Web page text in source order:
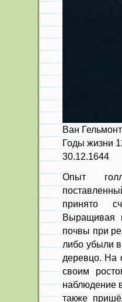
Ван Гельмонт
Годы жизни
30.12.1644
Опыт
принято
Выращивая
почвы при
либо убыли
деревцо. На
своим
наблюдение
также